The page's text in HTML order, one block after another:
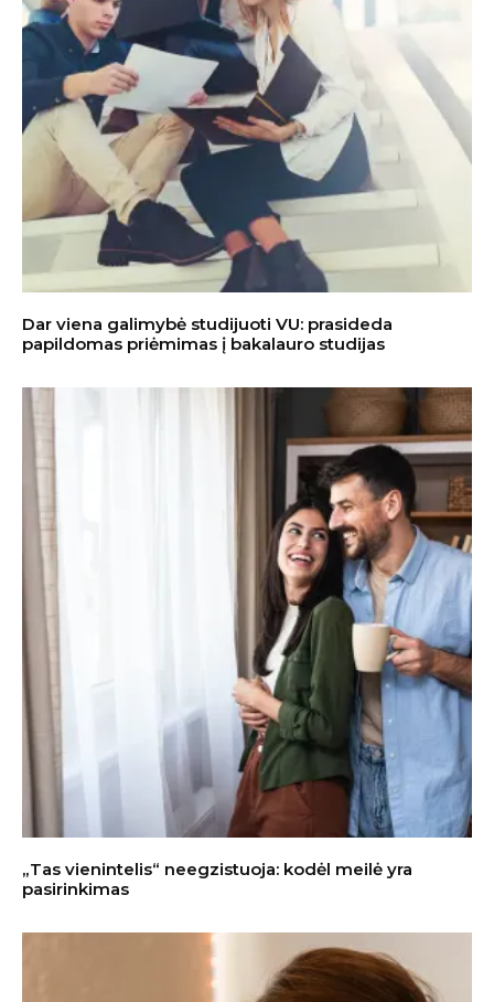
Dar viena galimybė studijuoti VU: prasideda
papildomas priėmimas į bakalauro studijas
„Tas vienintelis“ neegzistuoja: kodėl meilė yra
pasirinkimas